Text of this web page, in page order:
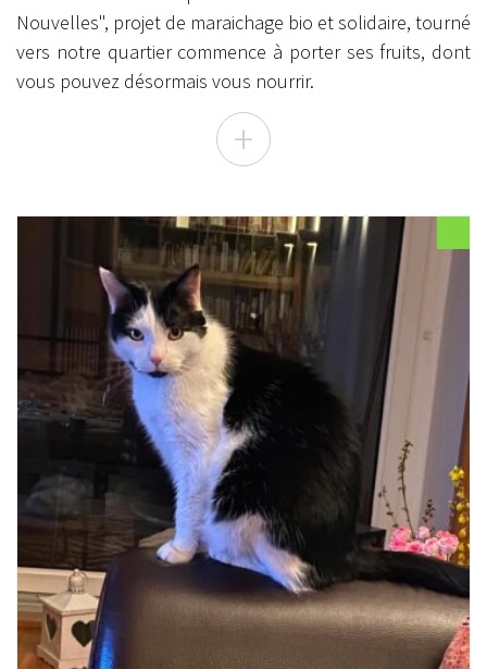
Nouvelles", projet de maraichage bio et solidaire, tourné
vers notre quartier commence à porter ses fruits, dont
vous pouvez désormais vous nourrir.
+